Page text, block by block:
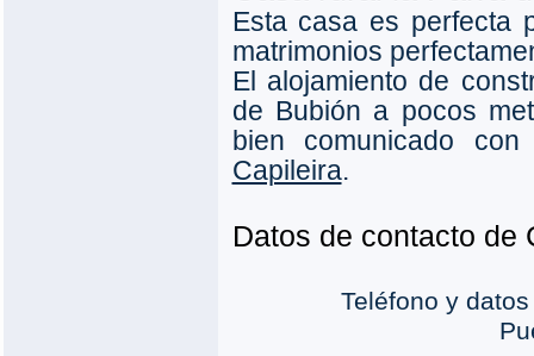
Esta casa es perfecta
matrimonios
El alojamiento de
de Bubión a pocos
bien comunicado
Capileira.
Datos de contacto de
Teléfono y